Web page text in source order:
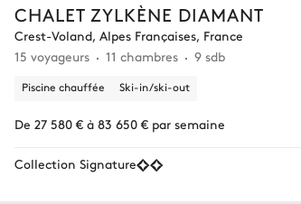
CHALET ZYLKÈNE DIAMANT
Crest-Voland, Alpes Françaises, France
15 voyageurs
11 chambres 9 sdb
Piscine chauffée Ski-in/ski-out
De 27 580 € à 83 650 € par semaine
Collection Signature